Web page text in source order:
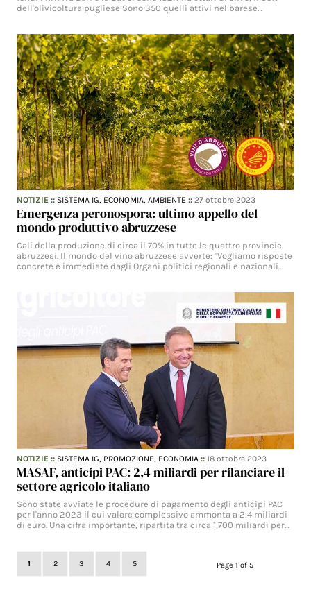
dell'olivicoltura pugliese Sono 350 quelli attivi nel barese…
NOTIZIE :: SISTEMA IG, ECONOMIA,AMBIENTE ::27 ottobre 2023
Emergenza peronospora: ultimo appello del
mondo produttivo abruzzese
Cali della produzione di circa il 70% in tutte le quattro provincie
abruzzesi. Il mondo del vino abruzzese avverte: "Vogliamo risposte
concrete e immediate dagli Organi politici regionali e nazionali…
NOTIZIE :: SISTEMA IG, PROMOZIONE, ECONOMIA ::18 ottobre 2023
MASAF, anticipi PAC: 2,4 miliardi per rilanciare il
settore agricolo italiano
Sono state avviate le procedure di pagamento degli anticipi PAC
per l'anno 2023 il cui valore complessivo ammonta a 2,4 miliardi
di euro. Una cifra importante, ripartita tra circa 1,700 miliardi per…
Page 1 of 5
1 2 3 4 5